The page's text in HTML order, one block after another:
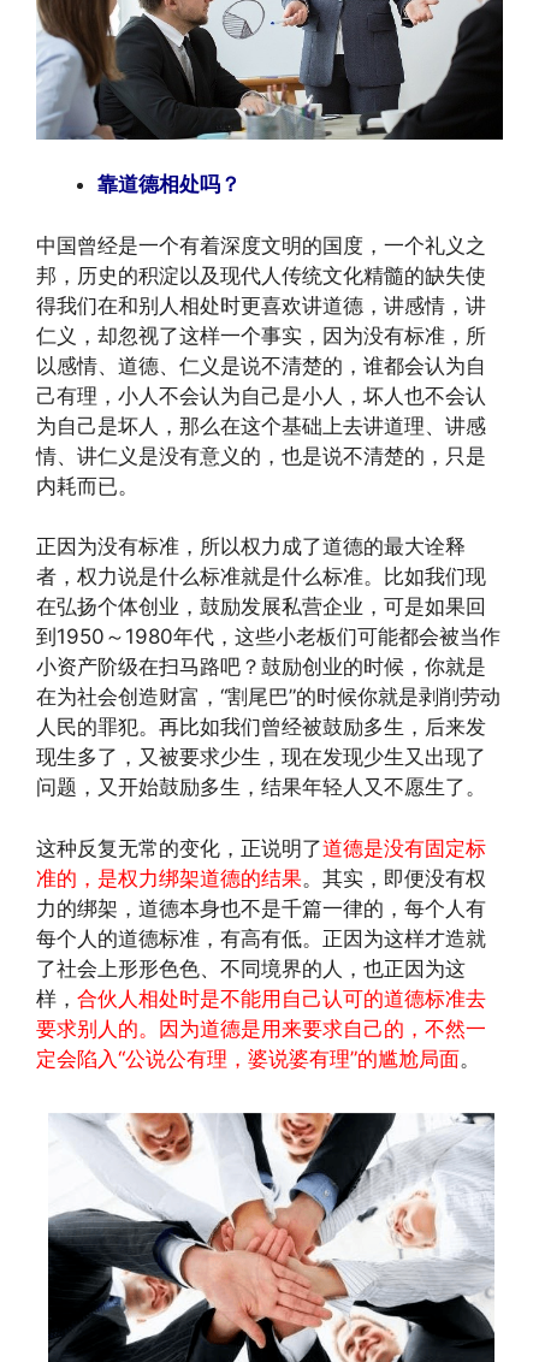
靠道德相处吗？
中国曾经是一个有着深度文明的国度，一个礼义之
邦，历史的积淀以及现代人传统文化精髓的缺失使
得我们在和别人相处时更喜欢讲道德，讲感情，讲
仁义，却忽视了这样一个事实，因为没有标准，所
以感情、道德、仁义是说不清楚的，谁都会认为自
己有理，小人不会认为自己是小人，坏人也不会认
为自己是坏人，那么在这个基础上去讲道理、讲感
情、讲仁义是没有意义的，也是说不清楚的，只是
内耗而已。
正因为没有标准，所以权力成了道德的最大诠释
者，权力说是什么标准就是什么标准。比如我们现
在弘扬个体创业，鼓励发展私营企业，可是如果回
到1950～1980年代，这些小老板们可能都会被当作
小资产阶级在扫马路吧？鼓励创业的时候，你就是
在为社会创造财富，“割尾巴”的时候你就是剥削劳动
人民的罪犯。再比如我们曾经被鼓励多生，后来发
现生多了，又被要求少生，现在发现少生又出现了
问题，又开始鼓励多生，结果年轻人又不愿生了。
这种反复无常的变化，正说明了道德是没有固定标
准的，是权力绑架道德的结果。其实，即便没有权
力的绑架，道德本身也不是千篇一律的，每个人有
每个人的道德标准，有高有低。正因为这样才造就
了社会上形形色色、不同境界的人，也正因为这
样， 合伙人相处时是不能用自己认可的道德标准去
要求别人的。因为道德是用来要求自己的，不然一
定会陷入“公说公有理，婆说婆有理”的尴尬局面。